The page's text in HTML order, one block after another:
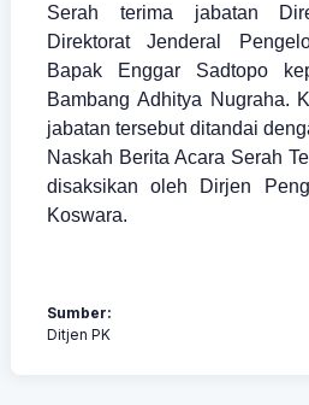
Serah terima jabatan
Direktorat Jenderal
Bapak Enggar Sadtopo
Bambang Adhitya Nugraha.
jabatan tersebut ditandai
Naskah Berita Acara Serah
disaksikan oleh Dirjen
Koswara.
Sumber:
Ditjen PK